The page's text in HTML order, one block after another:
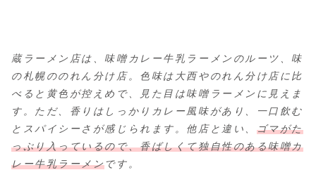
蔵ラーメン店は、味噌カレー牛乳ラーメンのルーツ、味
の札幌ののれん分け店。色味は大西やのれん分け店に比
べると黄色が控えめで、見た目は味噌ラーメンに見えま
す。ただ、香りはしっかりカレー風味があり、一口飲む
とスパイシーさが感じられます。他店と違い、 ゴマがた
っぷり入っているので、香ばしくて独自性のある味噌カ
レー牛乳ラーメンです。